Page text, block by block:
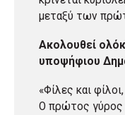
μεταξύ των
Ακολουθεί
υποψήφιου
«Φίλες και φίλοι,
Ο πρώτος γύρος